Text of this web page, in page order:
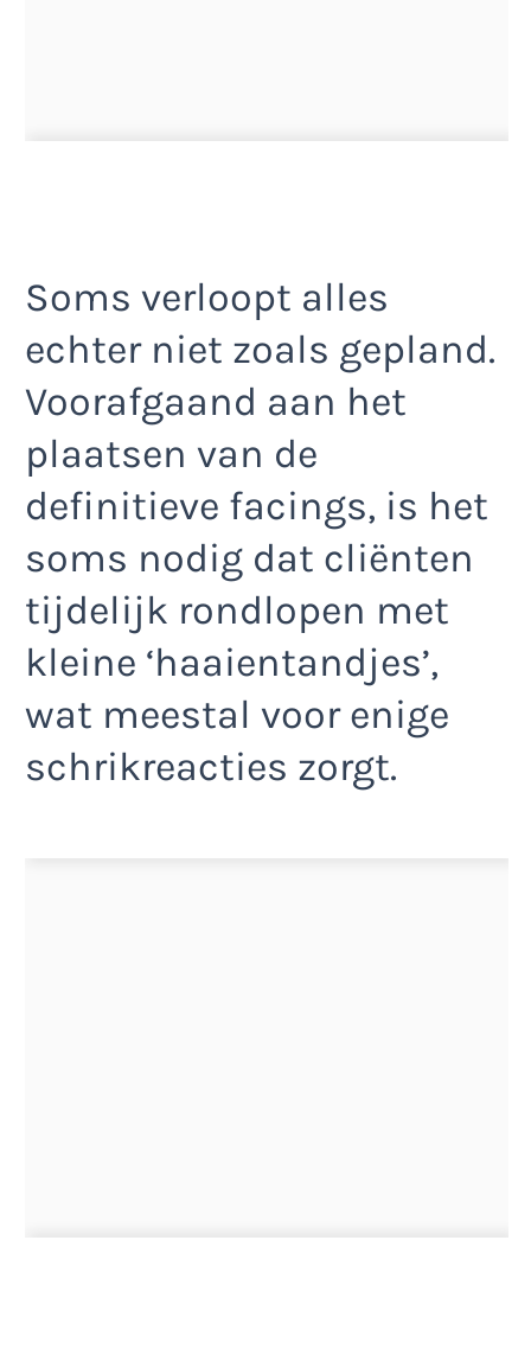
Soms verloopt alles
echter niet zoals gepland.
Voorafgaand aan het
plaatsen van de
definitieve facings, is het
soms nodig dat cliënten
tijdelijk rondlopen met
kleine ‘haaientandjes’,
wat meestal voor enige
schrikreacties zorgt.